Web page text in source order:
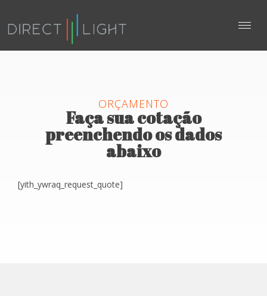
ORÇAMENTO
Faça sua cotação
preenchendo os dados
abaixo
[yith_ywraq_request_quote]